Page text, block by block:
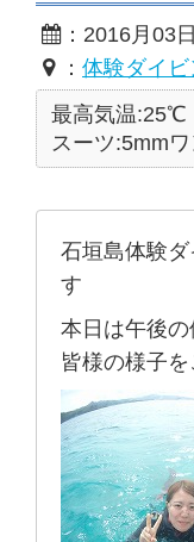
：2016月03
： 体験ダイビ
最高気温:25℃
スーツ:5mm
石垣島体験
す
本日は午後
皆様の様子を